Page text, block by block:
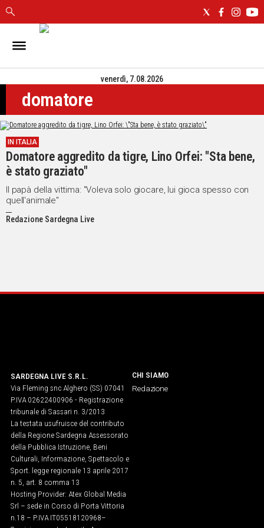
IN
CAGLIARI
SASSARI
NUORO
ORISTANO
SULCIS
GALLURA
OGLIASTRA
MEDIO
CAMPIDANO
ITALIA
VIDEO
Vai
UNISCITI
AL CANALE
WHATSAPP
venerdì, 7.08.2026
domatore
IN ITALIA
Domatore aggredito da tigre, Lino Orfei: "Sta bene,
è stato graziato"
Il papà della vittima: "Voleva solo giocare, lui gioca spesso con
quell'animale"
Redazione Sardegna Live
SARDEGNA LIVE S.R.L.
Via Fleming snc Alghero (SS) 07041
P.IVA 02622400906 - Registrazione
tribunale di Sassari n. 3/2013
La testata usufruisce del contributo
della Regione Sardegna Assessorato
della Pubblica Istruzione, Beni
Culturali, Informazione, Spettacolo e
Sport. legge regionale 13 aprile 2017
n. 5, art. 8 comma 13
Hosting Provider: Atex Global Media
Srl – sede in Corso di Porta Vittoria
n.18 – P.IVA IT05518120968​–
CHI SIAMO
Redazione